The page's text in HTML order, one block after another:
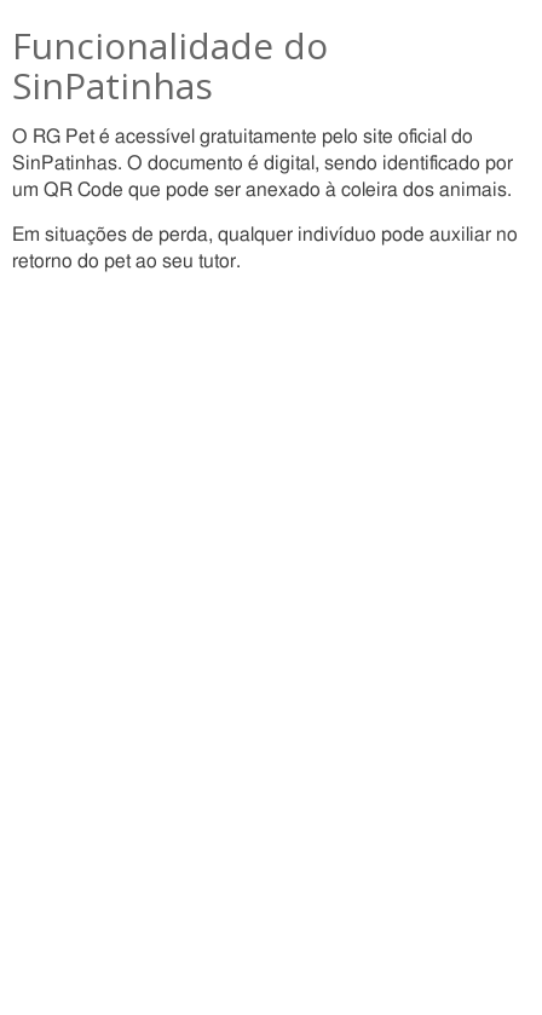
Funcionalidade do
SinPatinhas
O RG Pet é acessível gratuitamente pelo site oficial do
SinPatinhas. O documento é digital, sendo identificado por
um QR Code que pode ser anexado à coleira dos animais.
Em situações de perda, qualquer indivíduo pode auxiliar no
retorno do pet ao seu tutor.